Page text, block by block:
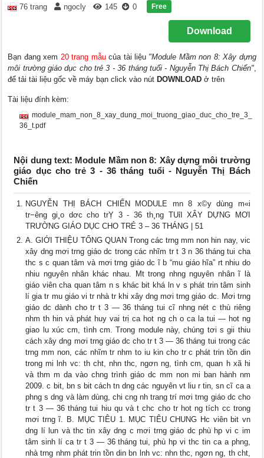
76 trang ngocly 145 0 Free
Download
Bạn đang xem 20 trang mẫucủa tài liệu "Module Mầm non 8: Xây dựng
môi trường giáo dục cho trẻ 3 - 36 tháng tuổi - Nguyễn Thị Bách Chiến",
để tải tài liệu gốc về máy bạn click vào nút DOWNLOAD ở trên
Tài liệu đính kèm:
module_mam_non_8_xay_dung_moi_truong_giao_duc_cho_tre_3_
36_t.pdf
Nội dung text: Module Mầm non 8: Xây dựng môi trường
giáo dục cho trẻ 3 - 36 tháng tuổi - Nguyễn Thị Bách
Chiến
NGUYỄN THỊ BÁCH CHIẾN MODULE mn 8 x©y dùng m«i
tr−êng gi¸o dơc cho trỴ 3 - 36 th¸ng TUỉI XÂY DỰNG MƠI
TRƯỜNG GIÁO DỤC CHO TRẺ 3 – 36 THÁNG | 51
A. GIỚI THIỆU TỔNG QUAN Trong các trng mm non hin nay, vic
xây dng mơi trng giáo dc trong các nhĩm tr t 3 n 36 tháng tui cha
thc s c quan tâm và mơi trng giáo dc ĩ b “mu giáo hĩa” rt nhiu do
nhiu nguyên nhân khác nhau. Mt trong nhng nguyên nhân ĩ là
giáo viên cha quan tâm n s khác bit khá ln v s phát trin tâm sinh
lí gia tr mu giáo vi tr nhà tr khi xây dng mơi trng giáo dc. Mơi trng
giáo dc dành cho tr t 3 — 36 tháng tui cĩ nhng nét c thù riêng
nhm th hin và phát huy vai trị ca hot ng ch o ca la tui — hot ng
giao lu xúc cm, tình cm. Trong module này, chúng tơi s gii thiu
cách xây dng mơi trng giáo dc cho tr t 3 — 36 tháng tui trong các
trng mm non, các nhĩm tr nhm to iu kin cho tr c phát trin tồn din
trong mi lnh vc: th cht, nhn thc, ngơn ng, tình cm, quan h xã hi
và thm m da vào chng trình giáo dc mm non mi ban hành nm
2009. c bit, bn s bit cách tn dng các nguyên vt liu r tin, sn cĩ ca a
phng s dng và làm dùng, chi cng nh trang trí mơi trng giáo dc cho
tr t 3 — 36 tháng tui hiu qu và t chc cho tr hot ng tích cc trong
mơi trng ĩ. B. MỤC TIÊU 1. MỤC TIÊU CHUNG Hc viên bit vn
dng lí lun và thc tin xây dng c mơi trng giáo dc phù hp vi c im
tâm sinh lí ca tr t 3 — 36 tháng tui, phù hp vi thc tin ca a phng,
nhà trng nhm phát trin tồn din bn lnh vc: nhn thc, ngơn ng, th cht,